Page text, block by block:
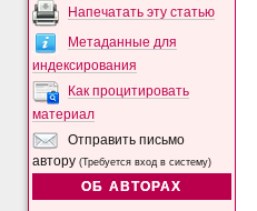
Напечатать эту статью
Метаданные для
индексирования
Как процитировать
материал
Отправить письмо
автору(Требуется вход в систему)
ОБ АВТОРАХ